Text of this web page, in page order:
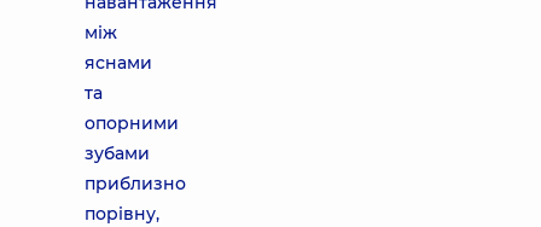
між
яснами
та
опорними
зубами
приблизно
порівну,